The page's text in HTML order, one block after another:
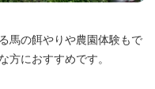
馬の餌やりや農園体験もで
方におすすめです。